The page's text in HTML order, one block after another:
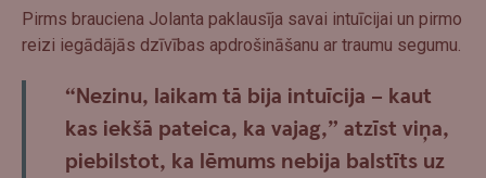
Pirms brauciena Jolanta paklausīja savai intuīcijai un pirmo
reizi iegādājās dzīvības apdrošināšanu ar traumu segumu.
“Nezinu, laikam tā bija intuīcija – kaut
kas iekšā pateica, ka vajag,” atzīst viņa,
piebilstot, ka lēmums nebija balstīts uz